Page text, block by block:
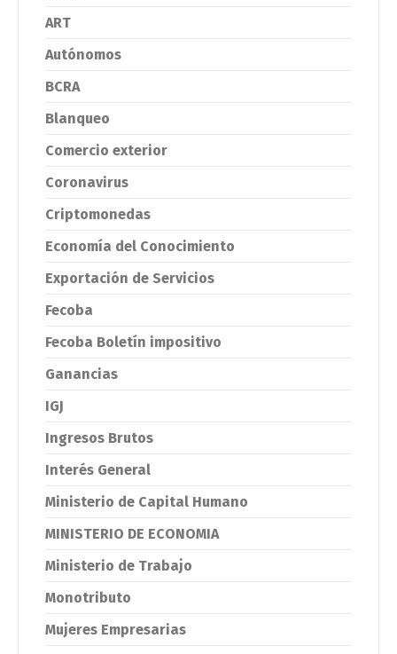
ART
Autónomos
BCRA
Blanqueo
Comercio exterior
Coronavirus
Criptomonedas
Economía del Conocimiento
Exportación de Servicios
Fecoba
Fecoba Boletín impositivo
Ganancias
IGJ
Ingresos Brutos
Interés General
Ministerio de Capital Humano
MINISTERIO DE ECONOMIA
Ministerio de Trabajo
Monotributo
Mujeres Empresarias